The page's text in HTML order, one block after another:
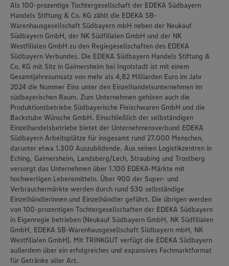
Als 100-prozentige Tochtergesellschaft der EDEKA Südbayern
Handels Stiftung & Co. KG zählt die EDEKA SB-
Warenhausgesellschaft Südbayern mbH neben der Neukauf
Südbayern GmbH, der NK Südfilialen GmbH und der NK
Westfilialen GmbH zu den Regiegesellschaften des EDEKA
Südbayern Verbundes. Die EDEKA Südbayern Handels Stiftung &
Co. KG mit Sitz in Gaimersheim bei Ingolstadt ist mit einem
Gesamtjahresumsatz von mehr als 4,82 Milliarden Euro im Jahr
2024 die Nummer Eins unter den Einzelhandelsunternehmen im
südbayerischen Raum. Zum Unternehmen gehören auch die
Produktionsbetriebe Südbayerische Fleischwaren GmbH und die
Backstube Wünsche GmbH. Einschließlich der selbständigen
Einzelhandelsbetriebe bietet der Unternehmensverbund EDEKA
Südbayern Arbeitsplätze für insgesamt rund 27.000 Menschen,
darunter etwa 1.300 Auszubildende. Aus seinen Logistikzentren in
Eching, Gaimersheim, Landsberg/Lech, Straubing und Trostberg
versorgt das Unternehmen über 1.100 EDEKA-Märkte mit
hochwertigen Lebensmitteln. Über 900 der Super- und
Verbrauchermärkte werden durch rund 530 selbständige
Einzelhändlerinnen und Einzelhändler geführt. Die übrigen werden
von 100-prozentigen Tochtergesellschaften der EDEKA Südbayern
in Eigenregie betrieben (Neukauf Südbayern GmbH, NK Südfilialen
GmbH, EDEKA SB-Warenhausgesellschaft Südbayern mbH, NK
Westfilialen GmbH). Mit TRINKGUT verfügt die EDEKA Südbayern
außerdem über ein erfolgreiches und expansives Fachmarktformat
für Getränke aller Art.